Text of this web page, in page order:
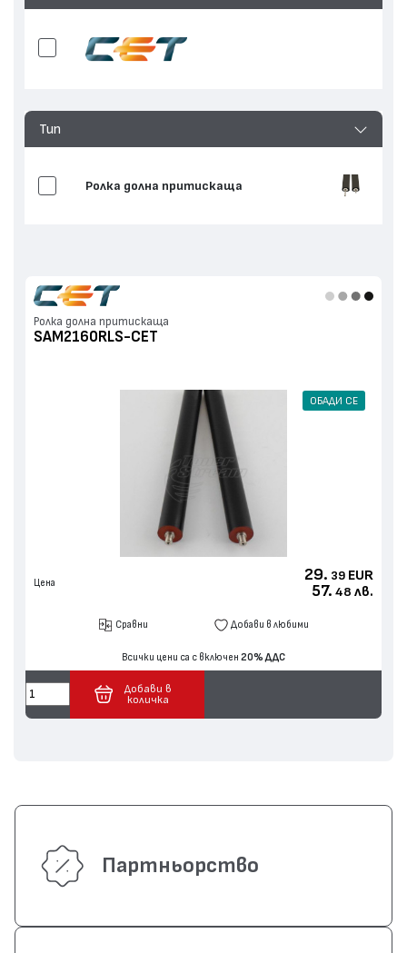
Тип
Ролка долна притискаща
Ролка долна притискаща
SAM2160RLS-CET
ОБАДИ СЕ
Цена 29. 39 EUR
57. 48 лв.
Сравни Добави в любими
Всички цени са с включен 20% ДДС
Добави в
количка
Партньорство